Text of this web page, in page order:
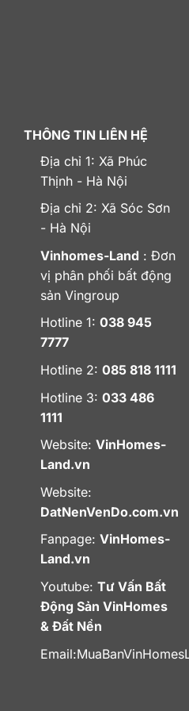
THÔNG TIN LIÊN HỆ
Địa chỉ 1: Xã Phúc
Thịnh - Hà Nội
Địa chỉ 2: Xã Sóc Sơn
- Hà Nội
Vinhomes-Land : Đơn
vị phân phối bất động
sản Vingroup
Hotline 1: 038 945
7777
Hotline 2: 085 818 1111
Hotline 3: 033 486
1111
Website: VinHomes-
Land.vn
Website:
DatNenVenDo.com.vn
Fanpage: VinHomes-
Land.vn
Youtube: Tư Vấn Bất
Động Sản VinHomes
& Đất Nền
Email: